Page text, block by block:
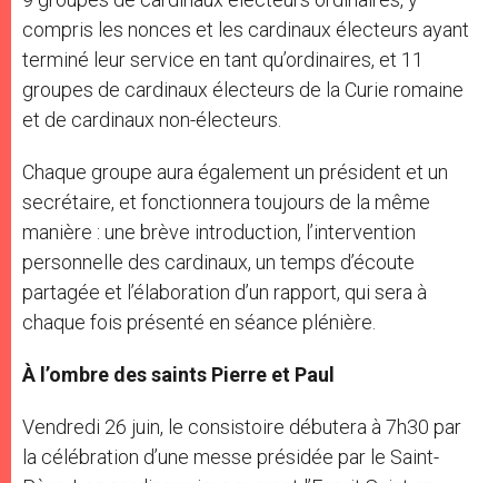
compris les nonces et les cardinaux électeurs ayant
terminé leur service en tant qu’ordinaires, et 11
groupes de cardinaux électeurs de la Curie romaine
et de cardinaux non-électeurs.
Chaque groupe aura également un président et un
secrétaire, et fonctionnera toujours de la même
manière : une brève introduction, l’intervention
personnelle des cardinaux, un temps d’écoute
partagée et l’élaboration d’un rapport, qui sera à
chaque fois présenté en séance plénière.
À l’ombre des saints Pierre et Paul
Vendredi 26 juin, le consistoire débutera à 7h30 par
la célébration d’une messe présidée par le Saint-